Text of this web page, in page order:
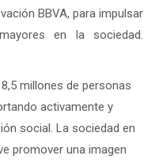
BBVA, para impulsar
en la sociedad.
millones de personas
activamente y
social. La sociedad en
promover una imagen